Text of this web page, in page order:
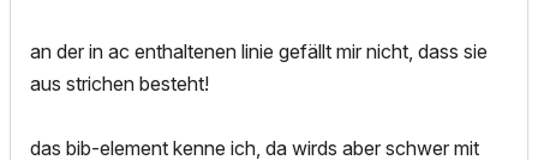
an der in ac enthaltenen linie gefällt mir nicht, dass sie
aus strichen besteht!
das bib-element kenne ich, da wirds aber schwer mit